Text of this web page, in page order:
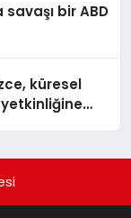
bir ABD
küresel